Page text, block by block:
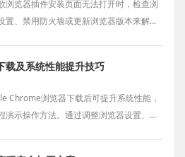
浏览器插件安装页面无法打开时，检查浏
置、禁用防火墙或更新浏览器版本来解决
及系统性能提升技巧
Chrome浏览器下载后可提升系统性能，
演示操作方法。通过调整浏览器设置、优